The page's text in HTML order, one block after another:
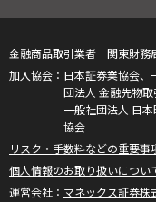
金融商品取引業者 関東財務
日本証券業協会、
団法人 金融先物取
一般社団法人 日
協会
リスク・手数料などの重要事
個人情報のお取り扱いについ
マネックス証券株